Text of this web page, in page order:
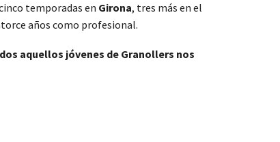
temporadas en Girona, tres más en el
años como profesional.
aquellos jóvenes de Granollers nos